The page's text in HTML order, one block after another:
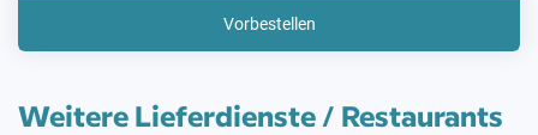
Vorbestellen
Weitere Lieferdienste / Restaurants